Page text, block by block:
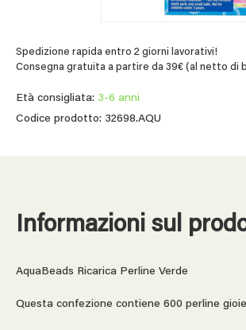
Spedizione rapida entro 2 giorni lavorativi!
Consegna gratuita a partire da 39€ (al netto di
Età consigliata: 3-6 anni
Codice prodotto: 32698.AQU
Informazioni sul
AquaBeads Ricarica Perline Verde
Questa confezione contiene 600 perline